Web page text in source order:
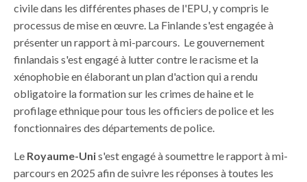
civile dans les différentes phases de l'EPU, y compris le
processus de mise en œuvre. La Finlande s'est engagée à
présenter un rapport à mi-parcours. Le gouvernement
finlandais s'est engagé à lutter contre le racisme et la
xénophobie en élaborant un plan d'action qui a rendu
obligatoire la formation sur les crimes de haine et le
profilage ethnique pour tous les officiers de police et les
fonctionnaires des départements de police.
Le Royaume-Unis'est engagé à soumettre le rapport à mi-
parcours en 2025 afin de suivre les réponses à toutes les